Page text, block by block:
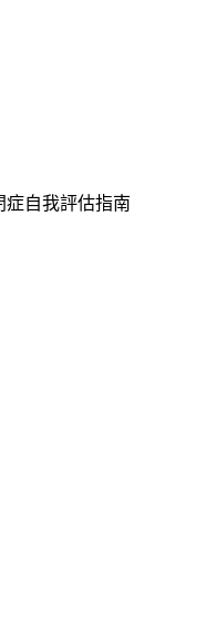
症自我評估指南